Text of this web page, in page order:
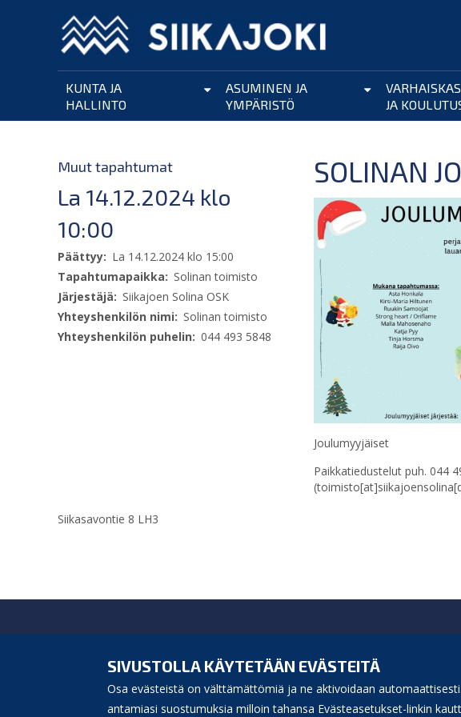
SIVUSTOLLA KÄYTETÄÄN EVÄSTEITÄ
Osa evästeistä on välttämättömiä ja ne aktivoidaan
antamiasi suostumuksia milloin tahansa Evästeasetukset-linkin
Hyppää
pääsisältöön
KUNTA JA
HALLINTO
ASUMINEN JA
YMPÄRISTÖ
JA
Muut tapahtumat
La 14.12.2024 klo
10:00
Päättyy
La 14.12.2024 klo 15:00
Tapahtumapaikka
Solinan toimisto
Järjestäjä
Siikajoen Solina OSK
Yhteyshenkilön nimi
Solinan toimisto
Yhteyshenkilön puhelin
044 493 5848
SOLINAN
Joulumyyjäiset
Paikkatiedustelut puh. 044
Siikasavontie 8 LH3
Virastotie 5A
92400 Ruukki
puh. 040 3156 299